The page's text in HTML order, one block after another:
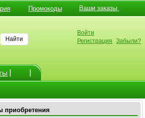
Промокоды Ваши заказы
Найти
Войти
Регистрация
Забыли?
приобретения